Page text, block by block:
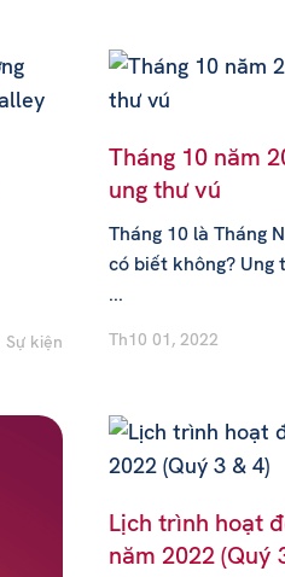
Sự kiện
Tháng 10 năm
ung thư vú
Tháng 10 là Tháng
có biết không? Ung
...
Th10 01, 2022
Lịch trình hoạt
năm 2022 (Quý